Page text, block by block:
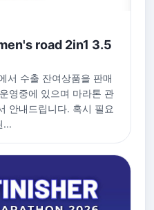
road 2in1 3.5
서 수출 잔여상품을 판매
영중에 있으며 마라톤 관
안내드립니다. 혹시 필요
...